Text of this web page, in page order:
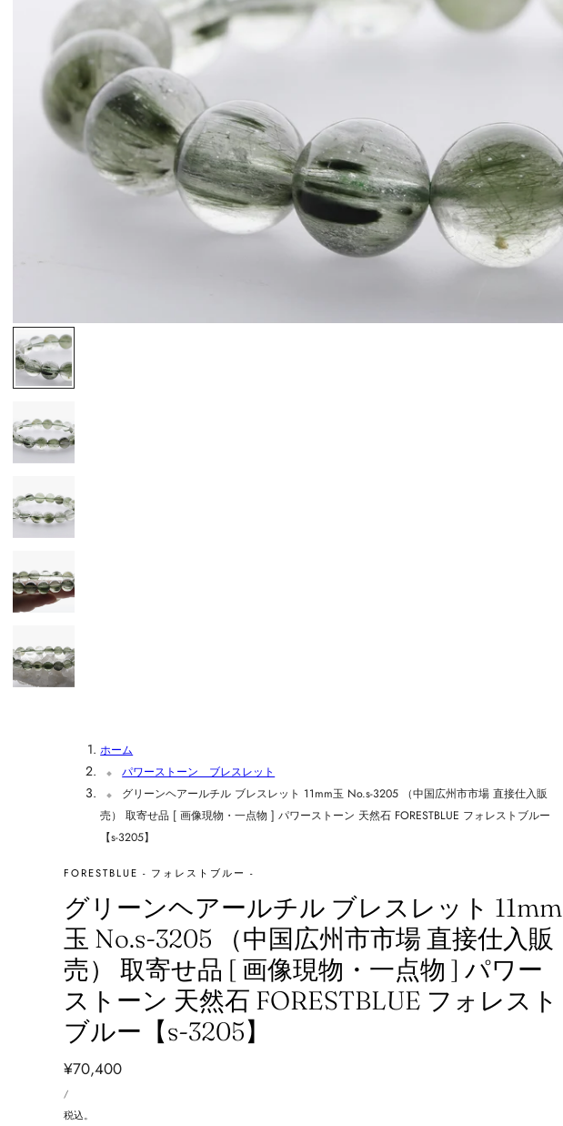
ホーム
パワーストーン ブレスレット
グリーンヘアールチル ブレスレット 11mm玉 No.s-3205 （中国広州市市場 直接仕入販
売） 取寄せ品 [ 画像現物・一点物 ] パワーストーン 天然石 FORESTBLUE フォレストブルー
【s-3205】
FORESTBLUE - フォレストブルー -
グリーンヘアールチル ブレスレット 11mm
玉 No.s-3205 （中国広州市市場 直接仕入販
売） 取寄せ品 [ 画像現物・一点物 ] パワー
ストーン 天然石 FORESTBLUE フォレスト
ブルー【s-3205】
通
常
価
¥70,400
価/あ
り
税込。